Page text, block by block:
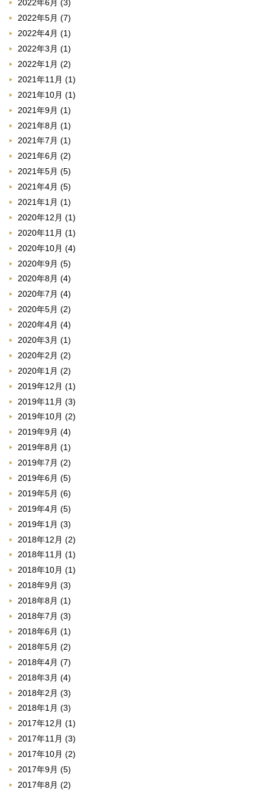
2022年6月 (3)
2022年5月 (7)
2022年4月 (1)
2022年3月 (1)
2022年1月 (2)
2021年11月 (1)
2021年10月 (1)
2021年9月 (1)
2021年8月 (1)
2021年7月 (1)
2021年6月 (2)
2021年5月 (5)
2021年4月 (5)
2021年1月 (1)
2020年12月 (1)
2020年11月 (1)
2020年10月 (4)
2020年9月 (5)
2020年8月 (4)
2020年7月 (4)
2020年5月 (2)
2020年4月 (4)
2020年3月 (1)
2020年2月 (2)
2020年1月 (2)
2019年12月 (1)
2019年11月 (3)
2019年10月 (2)
2019年9月 (4)
2019年8月 (1)
2019年7月 (2)
2019年6月 (5)
2019年5月 (6)
2019年4月 (5)
2019年1月 (3)
2018年12月 (2)
2018年11月 (1)
2018年10月 (1)
2018年9月 (3)
2018年8月 (1)
2018年7月 (3)
2018年6月 (1)
2018年5月 (2)
2018年4月 (7)
2018年3月 (4)
2018年2月 (3)
2018年1月 (3)
2017年12月 (1)
2017年11月 (3)
2017年10月 (2)
2017年9月 (5)
2017年8月 (2)